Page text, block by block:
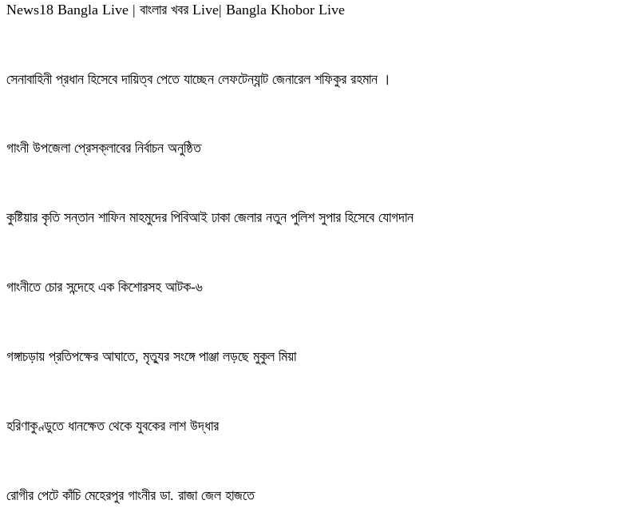
News18 Bangla Live | বাংলার খবর Live| Bangla Khobor Live
সেনাবাহিনী প্রধান হিসেবে দায়িত্ব পেতে যাচ্ছেন লেফটেন্যান্ট জেনারেল শফিকুর রহমান ।
গাংনী উপজেলা প্রেসক্লাবের নির্বাচন অনুষ্ঠিত
কুষ্টিয়ার কৃতি সন্তান শাফিন মাহমুদের পিবিআই ঢাকা জেলার নতুন পুলিশ সুপার হিসেবে যোগদান
গাংনীতে চোর সন্দেহে এক কিশোরসহ আটক-৬
গঙ্গাচড়ায় প্রতিপক্ষের আঘাতে, মৃত্যুর সংঙ্গে পাঞ্জা লড়ছে মুকুল মিয়া
হরিণাকুণ্ডুতে ধানক্ষেত থেকে যুবকের লাশ উদ্ধার
রোগীর পেটে কাঁচি মেহেরপুর গাংনীর ডা. রাজা জেল হাজতে